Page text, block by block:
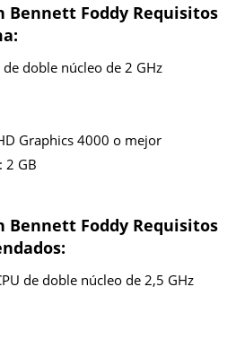
Foddy Requisitos
de doble núcleo de 2 GHz
Graphics 4000 o mejor
2 GB
Foddy Requisitos
de doble núcleo de 2,5 GHz